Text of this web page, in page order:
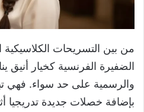
من بين التسريحات الكلاسيكية
الضفيرة الفرنسية كخيار أنيق
والرسمية على حد سواء. فهي
بإضافة خصلات جديدة تدريجيا